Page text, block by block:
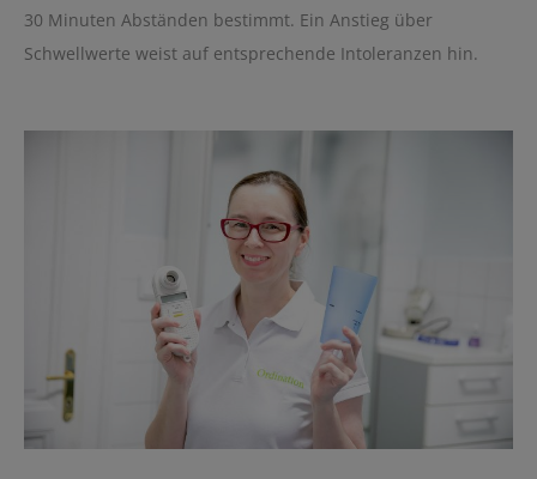
30 Minuten Abständen bestimmt. Ein Anstieg über
Schwellwerte weist auf entsprechende Intoleranzen hin.